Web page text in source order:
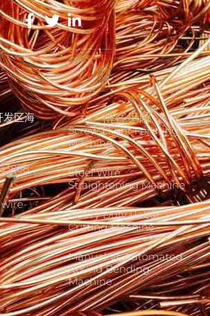
发区海
博客见解
Screw Flight Forming
Machine
Steel Wire
Straightening Machine
Heavy Duty Rebar
Cutting Machine
Manual Vs Automated
Round Bending
Machine